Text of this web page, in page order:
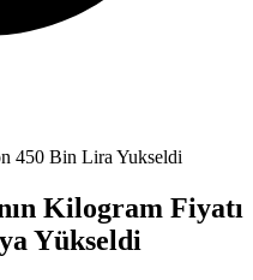
450 Bin Lira Yukseldi
Kilogram Fiyatı
Yükseldi